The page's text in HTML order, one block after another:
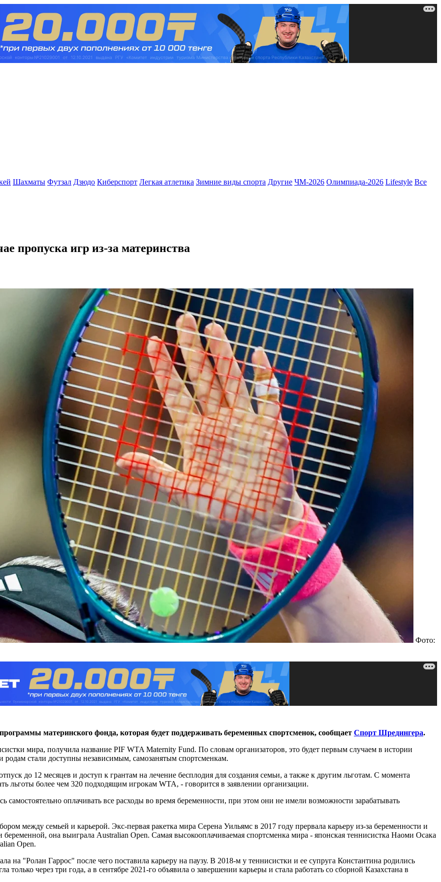
Шахматы Футзал Дзюдо Киберспорт Легкая атлетика Зимние виды спорта Другие ЧМ-2026 Олимпиада-2026 Lifestyle Все
пропуска игр из-за материнства
Фото:
материнского фонда, которая будет поддерживать беременных спортсменок, сообщает Спорт Шредингера.
мира, получила название PIF WTA Maternity Fund. По словам организаторов, это будет первым случаем в истории
родам стали доступны независимым, самозанятым спортсменкам.
до 12 месяцев и доступ к грантам на лечение бесплодия для создания семьи, а также к другим льготам. С момента
льготы более чем 320 подходящим игрокам WTA, - говорится в заявлении организации.
оплачивать все расходы во время беременности, при этом они не имели возможности зарабатывать
между семьей и карьерой. Экс-первая ракетка мира Серена Уильямс в 2017 году прервала карьеру из-за беременности и
беременной, она выиграла Australian Open. Самая высокооплачиваемая спортсменка мира - японская теннисистка Наоми Осака
Open.
на "Ролан Гаррос" после чего поставила карьеру на паузу. В 2018-м у теннисистки и ее супруга Константина родились
через три года, а в сентябре 2021-го объявила о завершении карьеры и стала работать со сборной Казахстана в